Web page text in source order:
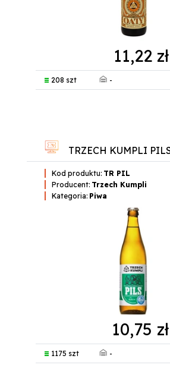
11,22 zł
208 szt -
TRZECH KUMPLI
Kod produktu: TR PIL
Producent: Trzech Kumpli
Kategoria: Piwa
10,75 zł
1175 szt -